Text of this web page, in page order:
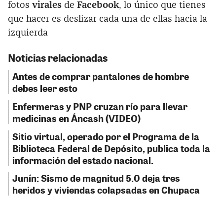
fotos virales de Facebook, lo único que tienes
que hacer es deslizar cada una de ellas hacia la
izquierda
Noticias relacionadas
Antes de comprar pantalones de hombre
debes leer esto
Enfermeras y PNP cruzan río para llevar
medicinas en Áncash (VIDEO)
Sitio virtual, operado por el Programa de la
Biblioteca Federal de Depósito, publica toda la
información del estado nacional.
Junín: Sismo de magnitud 5.0 deja tres
heridos y viviendas colapsadas en Chupaca